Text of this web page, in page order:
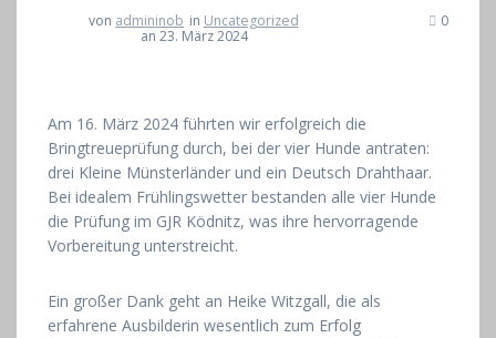
von admininob in Uncategorized
an 23. März 2024
0
Am 16. März 2024 führten wir erfolgreich die
Bringtreueprüfung durch, bei der vier Hunde antraten:
drei Kleine Münsterländer und ein Deutsch Drahthaar.
Bei idealem Frühlingswetter bestanden alle vier Hunde
die Prüfung im GJR Ködnitz, was ihre hervorragende
Vorbereitung unterstreicht.
Ein großer Dank geht an Heike Witzgall, die als
erfahrene Ausbilderin wesentlich zum Erfolg